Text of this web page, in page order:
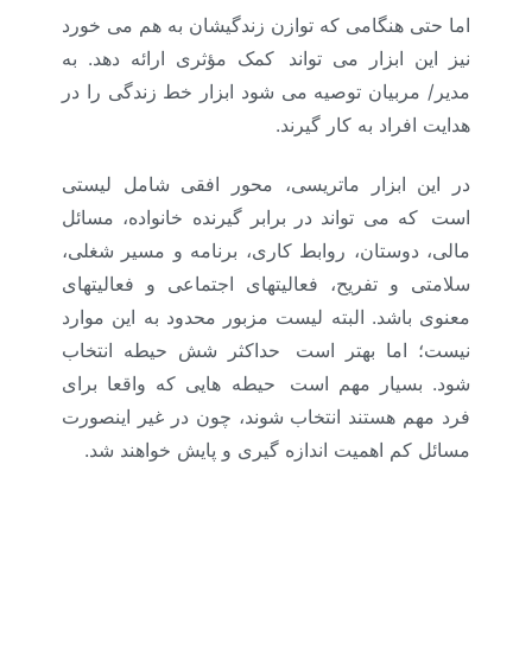
اما حتی هنگامی که توازن زندگیشان به هم می خورد
نیز این ابزار می تواند
کمک مؤثری ارائه دهد. به
مدیر/ مربیان توصیه می شود ابزار خط زندگی را در
هدایت افراد به کار گیرند.
در این ابزار ماتریسی، محور افقی شامل لیستی
است که می تواند در برابر گیرنده خانواده، مسائل
مالی، دوستان، روابط کاری، برنامه و مسیر شغلی،
سلامتی و تفریح، فعالیتهای اجتماعی و فعالیتهای
معنوی باشد. البته لیست مزبور محدود به این موارد
نیست؛ اما بهتر است
حداکثر شش حیطه انتخاب
شود. بسیار مهم است
حیطه هایی که واقعا برای
فرد مهم هستند انتخاب شوند، چون در غیر اینصورت
مسائل کم اهمیت اندازه گیری و پایش خواهند شد.